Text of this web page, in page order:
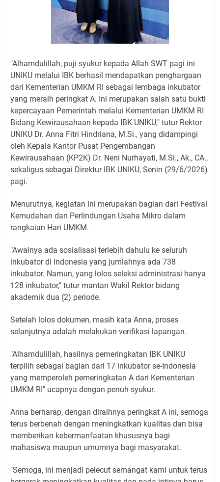
"Alhamdulillah, puji syukur kepada Allah SWT pagi ini
UNIKU melalui IBK berhasil mendapatkan penghargaan
dari Kementerian UMKM RI sebagai lembaga inkubator
yang meraih peringkat A. Ini merupakan salah satu bukti
kepercayaan Pemerintah melalui Kementerian UMKM RI
Bidang Kewirausahaan kepada IBK UNIKU," tutur Rektor
UNIKU Dr. Anna Fitri Hindriana, M.Si., yang didampingi
oleh Kepala Kantor Pusat Pengembangan
Kewirausahaan (KP2K) Dr. Neni Nurhayati, M.Si., Ak., CA.,
sekaligus sebagai Direktur IBK UNIKU, Senin (29/6/2026)
pagi.
Menurutnya, kegiatan ini merupakan bagian dari Festival
Kemudahan dan Perlindungan Usaha Mikro dalam
rangkaian Hari UMKM.
"Awalnya ada sosialisasi terlebih dahulu ke seluruh
inkubator di Indonesia yang jumlahnya ada 738
inkubator. Namun, yang lolos seleksi administrasi hanya
128 inkubator," tutur mantan Wakil Rektor bidang
akademik dua (2) periode.
Setelah lolos dokumen, masih kata Anna, proses
selanjutnya adalah melakukan verifikasi lapangan.
"Alhamdulillah, hasilnya pemeringkatan IBK UNIKU
terpilih sebagai bagian dari 17 inkubator se-Indonesia
yang memperoleh pemeringkatan A dari Kementerian
UMKM RI" ucapnya dengan penuh syukur.
Anna berharap, dengan diraihnya peringkat A ini, semoga
terus berbenah dengan meningkatkan kualitas dan bisa
memberikan kebermanfaatan khususnya bagi
mahasiswa maupun umumnya bagi masyarakat.
"Semoga, ini menjadi pelecut semangat kami untuk terus